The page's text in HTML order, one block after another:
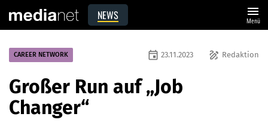
NEWS menu
Menü
CAREER NETWORK draw Redaktion
event 23.11.2023
Großer Run auf „Job
Changer“